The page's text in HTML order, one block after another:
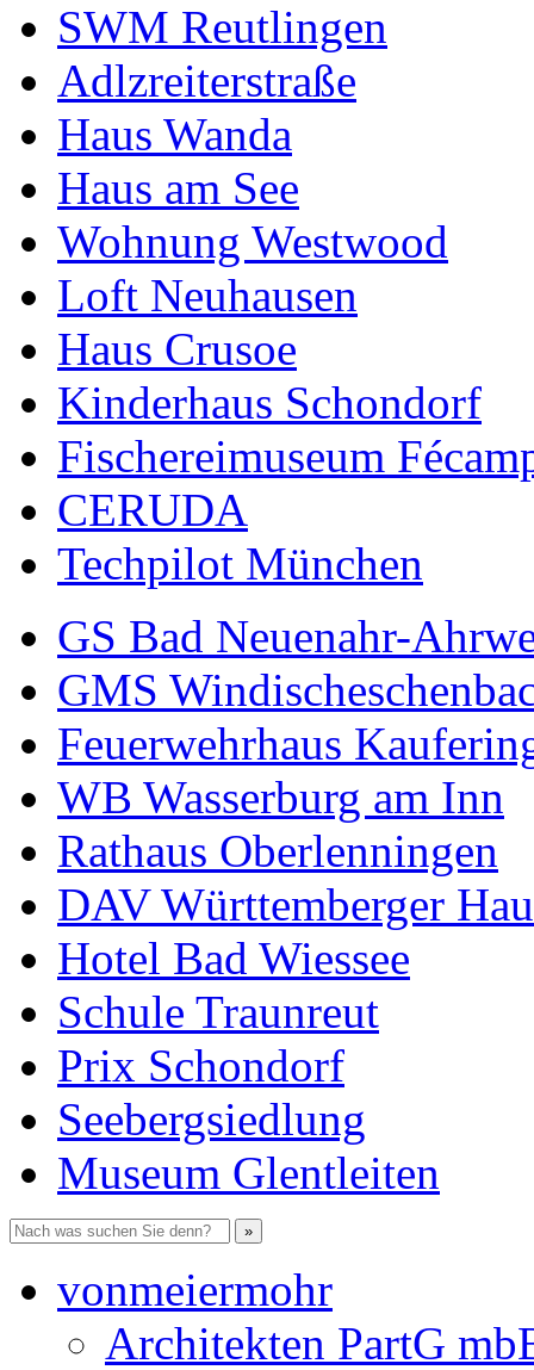
SWM Reutlingen
Adlzreiterstraße
Haus Wanda
Haus am See
Wohnung Westwood
Loft Neuhausen
Haus Crusoe
Kinderhaus Schondorf
Fischereimuseum
CERUDA
Techpilot München
GS Bad Neuenahr-
GMS
Feuerwehrhaus
WB Wasserburg am Inn
Rathaus Oberlenningen
DAV Württemberger
Hotel Bad Wiessee
Schule Traunreut
Prix Schondorf
Seebergsiedlung
Museum Glentleiten
vonmeiermohr
Architekten PartG